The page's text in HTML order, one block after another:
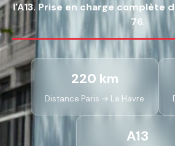
l'A13. Prise en charge complète
76.
220 km
Distance Paris → Le Havre
A13